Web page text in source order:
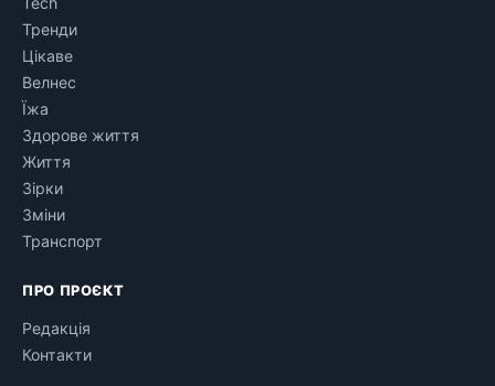
Тренди
Цікаве
Велнес
Їжа
Здорове життя
Життя
Зірки
Зміни
Транспорт
ПРО ПРОЄКТ
Редакція
Контакти